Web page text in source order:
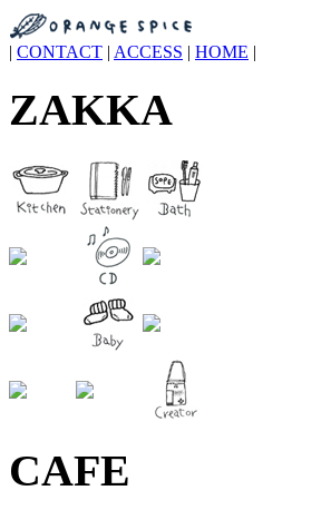
| CONTACT | ACCESS | HOME |
ZAKKA
CAFE